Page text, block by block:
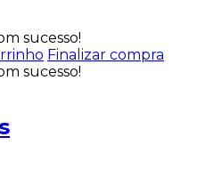
sucesso!
Finalizar compra
sucesso!